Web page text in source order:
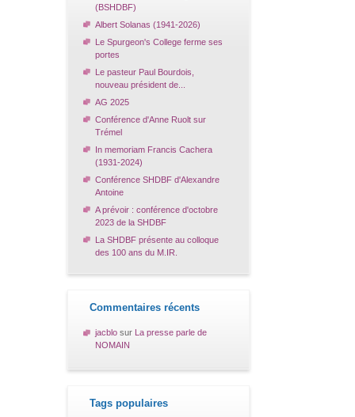
(BSHDBF)
Albert Solanas (1941-2026)
Le Spurgeon's College ferme ses
portes
Le pasteur Paul Bourdois,
nouveau président de...
AG 2025
Conférence d'Anne Ruolt sur
Trémel
In memoriam Francis Cachera
(1931-2024)
Conférence SHDBF d'Alexandre
Antoine
A prévoir : conférence d'octobre
2023 de la SHDBF
La SHDBF présente au colloque
des 100 ans du M.IR.
Commentaires récents
jacblo sur La presse parle de
NOMAIN
Tags populaires